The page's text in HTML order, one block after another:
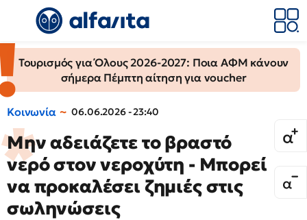
Τουρισμός για Όλους 2026-2027: Ποια ΑΦΜ κάνουν
σήμερα Πέμπτη αίτηση για voucher
Κοινωνία 06.06.2026 - 23:40
Μην αδειάζετε το βραστό
νερό στον νεροχύτη - Μπορεί
να προκαλέσει ζημιές στις
σωληνώσεις